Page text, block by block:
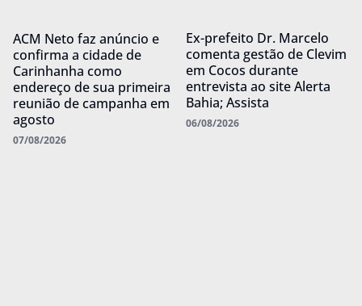
ACM Neto faz anúncio e
confirma a cidade de
Carinhanha como
endereço de sua primeira
reunião de campanha em
agosto
07/08/2026
Ex-prefeito Dr. Marcelo
comenta gestão de Clevim
em Cocos durante
entrevista ao site Alerta
Bahia; Assista
06/08/2026